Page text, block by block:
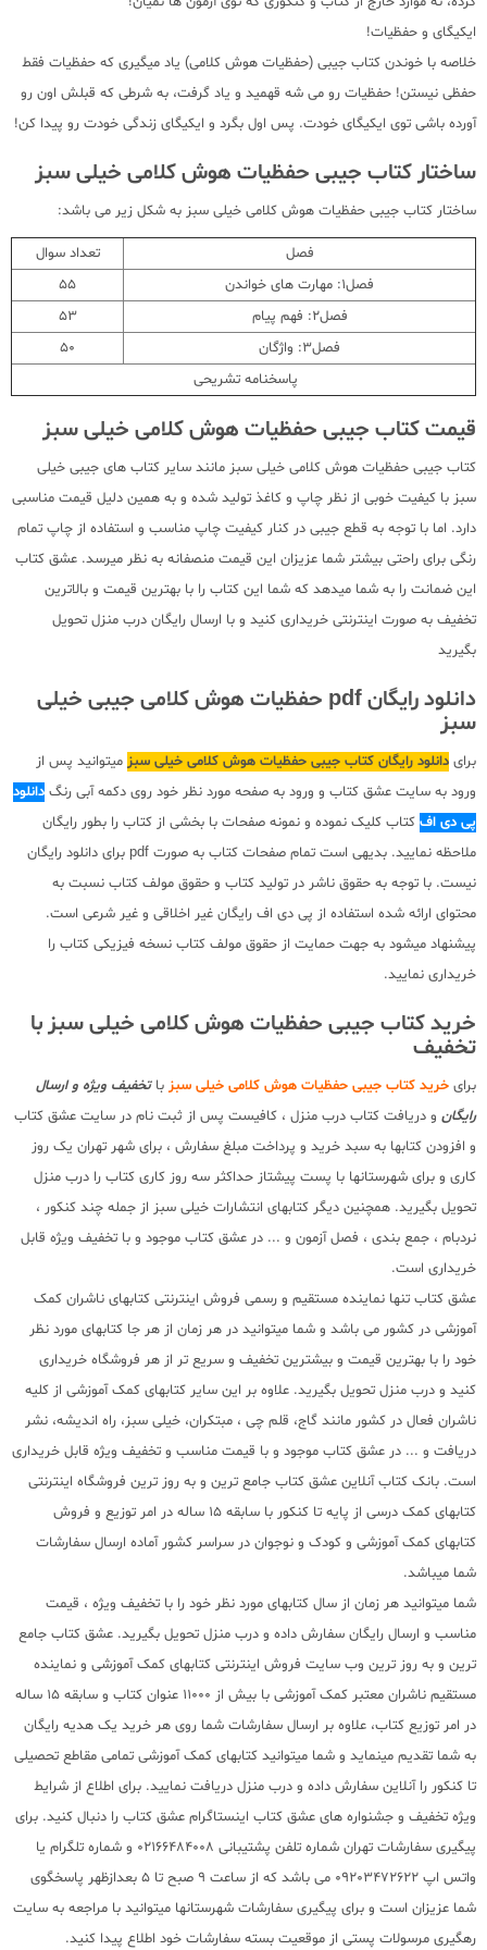
ایکیگای و حفظیات!
خلاصه با خوندن کتاب جیبی (حفظیات هوش کلامی) یاد میگیری که حفظیات فقط
حفظی نیستن! حفظیات رو می شه قهمید و یاد گرفت، به شرطی که قبلش اون رو
آورده باشی توی ایکیگای خودت. پس اول بگرد و ایکیگای زندگی خودت رو پیدا کن!
ساختار کتاب جیبی حفظیات هوش کلامی خیلی سبز
ساختار کتاب جیبی حفظیات هوش کلامی خیلی سبز به شکل زیر می باشد:
فصل
تعداد سوال
فصل1: مهارت های خواندن
55
فصل2: فهم پیام
53
فصل3: واژگان
50
پاسخنامه تشریحی
قیمت کتاب جیبی حفظیات هوش کلامی خیلی سبز
کتاب جیبی حفظیات هوش کلامی خیلی سبز مانند سایر کتاب های جیبی خیلی
سبز با کیفیت خوبی از نظر چاپ و کاغذ تولید شده و به همین دلیل قیمت مناسبی
دارد. اما با توجه به قطع جیبی در کنار کیفیت چاپ مناسب و استفاده از چاپ تمام
رنگی برای راحتی بیشتر شما عزیزان این قیمت منصفانه به نظر میرسد. عشق کتاب
این ضمانت را به شما میدهد که شما این کتاب را با بهترین قیمت و بالاترین
تخفیف به صورت اینترنتی خریداری کنید و با ارسال رایگان درب منزل تحویل
بگیرید
دانلود رایگان pdf حفظیات هوش کلامی جیبی خیلی
سبز
برای دانلود رایگان کتاب جیبی حفظیات هوش کلامی خیلی سبز میتوانید پس از
ورود به سایت عشق کتاب و ورود به صفحه مورد نظر خود روی دکمه آبی رنگ دانلود
پی دی اف کتاب کلیک نموده و نمونه صفحات با بخشی از کتاب را بطور رایگان
ملاحظه نمایید. بدیهی است تمام صفحات کتاب به صورت pdf برای دانلود رایگان
نیست. با توجه به حقوق ناشر در تولید کتاب و حقوق مولف کتاب نسبت به
محتوای ارائه شده استفاده از پی دی اف رایگان غیر اخلاقی و غیر شرعی است.
پیشنهاد میشود به جهت حمایت از حقوق مولف کتاب نسخه فیزیکی کتاب را
خریداری نمایید.
خرید کتاب جیبی حفظیات هوش کلامی خیلی سبز با
تخفیف
برای خرید کتاب جیبی حفظیات هوش کلامی خیلی سبز باتخفیف ویژه و ارسال
رایگان و دریافت کتاب درب منزل ، کافیست پس از ثبت نام در سایت عشق کتاب
و افزودن کتابها به سبد خرید و پرداخت مبلغ سفارش ، برای شهر تهران یک روز
کاری و برای شهرستانها با پست پیشتاز حداکثر سه روز کاری کتاب را درب منزل
تحویل بگیرید. همچنین دیگر کتابهای انتشارات خیلی سبز از جمله چند کنکور ،
نردبام ، جمع بندی ، فصل آزمون و ... در عشق کتاب موجود و با تخفیف ویژه قابل
خریداری است.
عشق کتاب تنها نماینده مستقیم و رسمی فروش اینترنتی کتابهای ناشران کمک
آموزشی در کشور می باشد و شما میتوانید در هر زمان از هر جا کتابهای مورد نظر
خود را با بهترین قیمت و بیشترین تخفیف و سریع تر از هر فروشگاه خریداری
کنید و درب منزل تحویل بگیرید. علاوه بر این سایر کتابهای کمک آموزشی از کلیه
ناشران فعال در کشور مانند گاج، قلم چی ، مبتکران، خیلی سبز، راه اندیشه، نشر
دریافت و ... در عشق کتاب موجود و با قیمت مناسب و تخفیف ویژه قابل خریداری
است. بانک کتاب آنلاین عشق کتاب جامع ترین و به روز ترین فروشگاه اینترنتی
کتابهای کمک درسی از پایه تا کنکور با سابقه 15 ساله در امر توزیع و فروش
کتابهای کمک آموزشی و کودک و نوجوان در سراسر کشور آماده ارسال سفارشات
شما میباشد.
شما میتوانید هر زمان از سال کتابهای مورد نظر خود را با تخفیف ویژه ، قیمت
مناسب و ارسال رایگان سفارش داده و درب منزل تحویل بگیرید. عشق کتاب جامع
ترین و به روز ترین وب سایت فروش اینترنتی کتابهای کمک آموزشی و نماینده
مستقیم ناشران معتبر کمک آموزشی با بیش از 11000 عنوان کتاب و سابقه 15 ساله
در امر توزیع کتاب، علاوه بر ارسال سفارشات شما روی هر خرید یک هدیه رایگان
به شما تقدیم مینماید و شما میتوانید کتابهای کمک آموزشی تمامی مقاطع تحصیلی
تا کنکور را آنلاین سفارش داده و درب منزل دریافت نمایید. برای اطلاع از شرایط
ویژه تخفیف و جشنواره های عشق کتاب اینستاگرام عشق کتاب را دنبال کنید. برای
پیگیری سفارشات تهران شماره تلفن پشتیبانی 02166484008 و شماره تلگرام یا
واتس اپ 09203472622 می باشد که از ساعت 9 صبح تا 5 بعدازظهر پاسخگوی
شما عزیزان است و برای پیگیری سفارشات شهرستانها میتوانید با مراجعه به سایت
رهگیری مرسولات پستی از موقعیت بسته سفارشات خود اطلاع پیدا کنید.